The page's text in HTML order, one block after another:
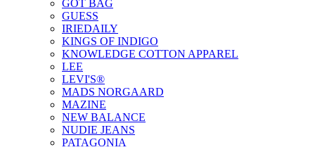
GOT BAG
GUESS
IRIEDAILY
KINGS OF INDIGO
KNOWLEDGE COTTON APPAREL
LEE
LEVI'S®
MADS NORGAARD
MAZINE
NEW BALANCE
NUDIE JEANS
PATAGONIA